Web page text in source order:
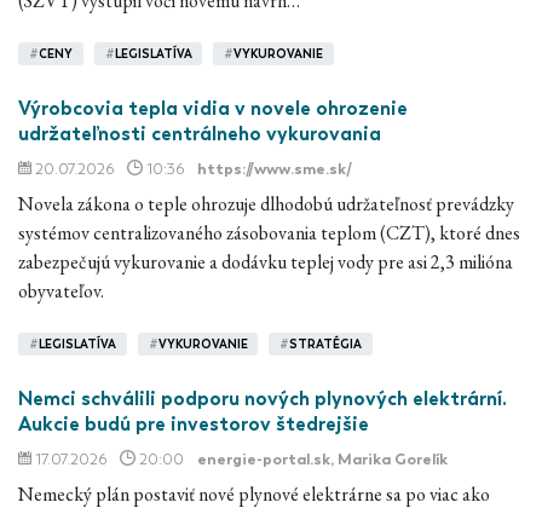
#CENY # LEGISLATÍVA #VYKUROVANIE
Výrobcovia tepla vidia v novele ohrozenie
udržateľnosti centrálneho vykurovania
20.07.2026 10:36 https://www.sme.sk/
Novela zákona o teple ohrozuje dlhodobú udržateľnosť prevádzky
systémov centralizovaného zásobovania teplom (CZT), ktoré dnes
zabezpečujú vykurovanie a dodávku teplej vody pre asi 2,3 milióna
obyvateľov.
# LEGISLATÍVA #VYKUROVANIE #STRATÉGIA
Nemci schválili podporu nových plynových elektrární.
Aukcie budú pre investorov štedrejšie
17.07.2026 20:00 energie-portal.sk, Marika Gorelík
Nemecký plán postaviť nové plynové elektrárne sa po viac ako